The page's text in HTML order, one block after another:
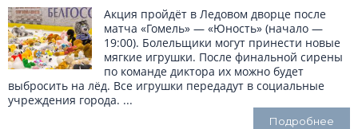
Акция пройдёт в Ледовом дворце после
матча «Гомель» — «Юность» (начало —
19:00). Болельщики могут принести новые
мягкие игрушки. После финальной сирены
по команде диктора их можно будет
выбросить на лёд. Все игрушки передадут в социальные
учреждения города. ...
Подробнее